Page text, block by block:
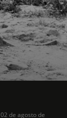
de agosto de